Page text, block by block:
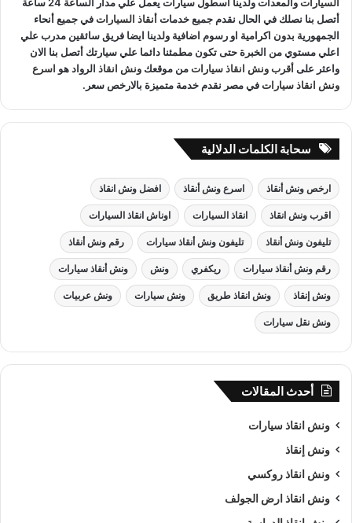
سحب سياراتأورفع سيارات أوإنقاذ سياراتاذا كان عطل او
حادث
ونش انقاذ سيارات الرواد نحن أسرع ونش انقاذمما يجعل
خدمةانقاذ السيارات سهل على عملائنا.
ونش انقاذ سيارات
من اهم اسباب نجاح شركة الرواد لـرفع و
الكبيرة في استغلال الوقت وتقديم خدمة
أتصل بنا نصلك في الحال نقدم جميع خدماتأنقاذ السياراتفي جميع أنحاء
الجمهورية بدون اكرامية او رسوم اضافية ولدينا ايضا فريق سائقين مدرب علي
اعلي مستوي من الخبرة حتى تكون مطمئنا دائما علي سيارتك أتصل بنا الان
واعثر علىأقرب ونش انقاذ سياراتمن موقعك ونش انقاذ الرواد هو اسرع
ونش انقاذ سياراتفي مصر نقدم خدمة متميزة بالارخص سعر.
سحابة الكلمات الدلالية
ارخص ونش أنقاذ اسرع ونش أنقاذ افضل ونش انقاذ
اقرب ونش انقاذ انقاذ السيارات اوناش انقاذ السيارات
تليفون ونش أنقاذ تليفون ونش أنقاذ سيارات رقم ونش أنقاذ
رقم ونش أنقاذ سيارات ريكفري ونش ونش أنقاذ سيارات
ونش إنقاذ ونش انقاذ طريق ونش سيارات ونش عربيات
ونش نقل سيارات
أحدث المقالات
ونش انقاذ سيارات
ونش إنقاذ
ونش انقاذ روكسي
ونش انقاذ ارض الجولف